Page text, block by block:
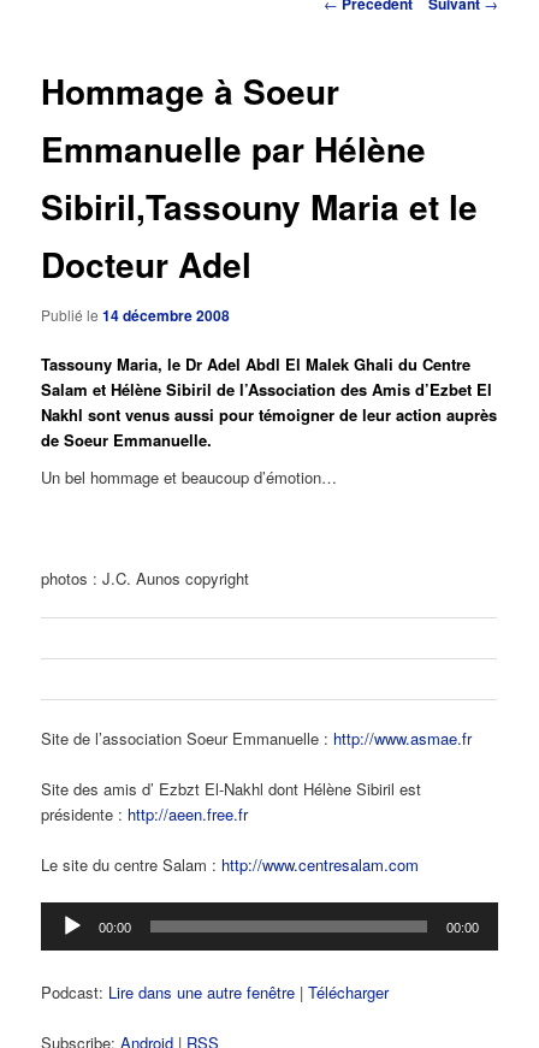
Hommage à Soeur
Emmanuelle par Hélène
Sibiril,Tassouny Maria et le
Docteur Adel
Publié le14 décembre 2008
Tassouny Maria, le Dr Adel Abdl El Malek Ghali du Centre
Salam et Hélène Sibiril de l’Association des Amis d’Ezbet El
Nakhl sont venus aussi pour témoigner de leur action auprès
de Soeur Emmanuelle.
Un bel hommage et beaucoup d’émotion…
photos : J.C. Aunos copyright
Site de l’association Soeur Emmanuelle : http://www.asmae.fr
Site des amis d’ Ezbzt El-Nakhl dont Hélène Sibiril est
présidente : http://aeen.free.fr
Le site du centre Salam : http://www.centresalam.com
Lecteur
audio
00:00 00:00
Podcast: Lire dans une autre fenêtre |Télécharger
Subscribe:Android | RSS